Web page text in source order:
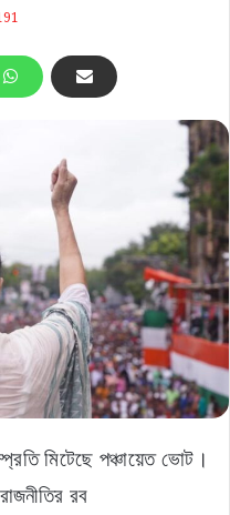
মিটেছে পঞ্চায়েত ভোট।
রব